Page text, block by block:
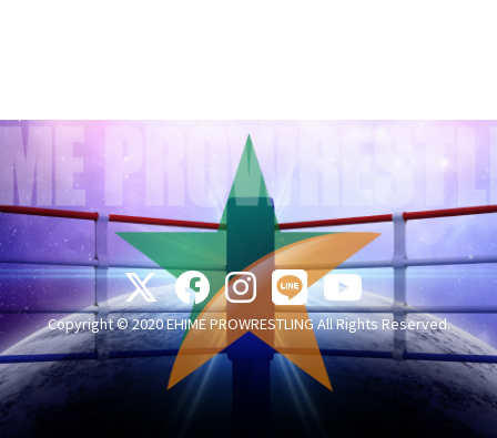
Copyright © 2020 EHIME PROWRESTLING All Rights Reserved.